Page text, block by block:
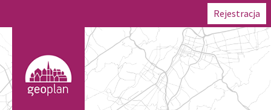
Rejestracja